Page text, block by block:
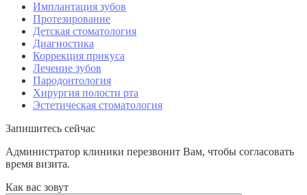
Имплантация зубов
Протезирование
Детская стоматология
Диагностика
Коррекция прикуса
Лечение зубов
Пародонтология
Хирургия полости рта
Эстетическая стоматология
Запишитесь сейчас
Администратор клиники перезвонит Вам, чтобы согласовать
время визита.
Как вас зовут